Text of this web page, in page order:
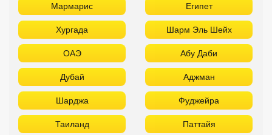
Мармарис Египет
Хургада Шарм Эль Шейх
ОАЭ Абу Даби
Дубай Аджман
Шарджа Фуджейра
Таиланд Паттайя